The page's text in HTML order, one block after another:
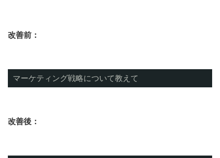
改善前：
マーケティング戦略について教えて
改善後：